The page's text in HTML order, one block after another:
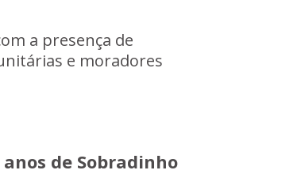
a presença de
e moradores
de Sobradinho